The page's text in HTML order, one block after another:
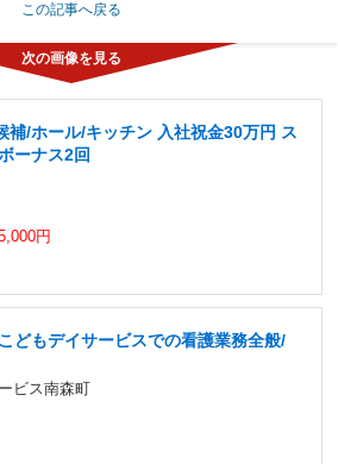
この記事へ戻る
補/ホール/キッチン 入社祝金30万円 ス
ーナス2回
円
どもデイサービスでの看護業務全般/
ビス南森町